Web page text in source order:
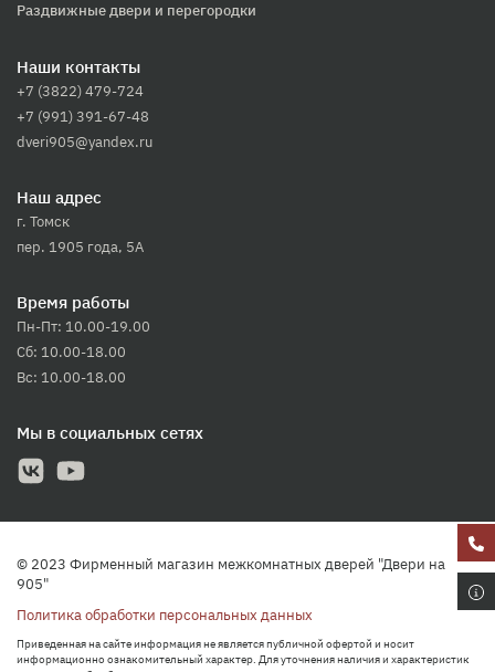
Раздвижные двери и перегородки
Наши контакты
+7 (3822) 479-724
+7 (991) 391-67-48
dveri905@yandex.ru
Наш адрес
г. Томск
пер. 1905 года, 5А
Время работы
Пн-Пт: 10.00-19.00
Сб: 10.00-18.00
Вс: 10.00-18.00
Мы в социальных сетях
© 2023 Фирменный магазин межкомнатных дверей "Двери на
905"
Политика обработки персональных данных
Приведенная на сайте информация не является публичной офертой и носит
информационно ознакомительный характер. Для уточнения наличия и характеристик